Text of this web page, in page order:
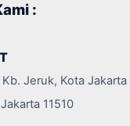
:
Jeruk, Kota Jakarta
11510